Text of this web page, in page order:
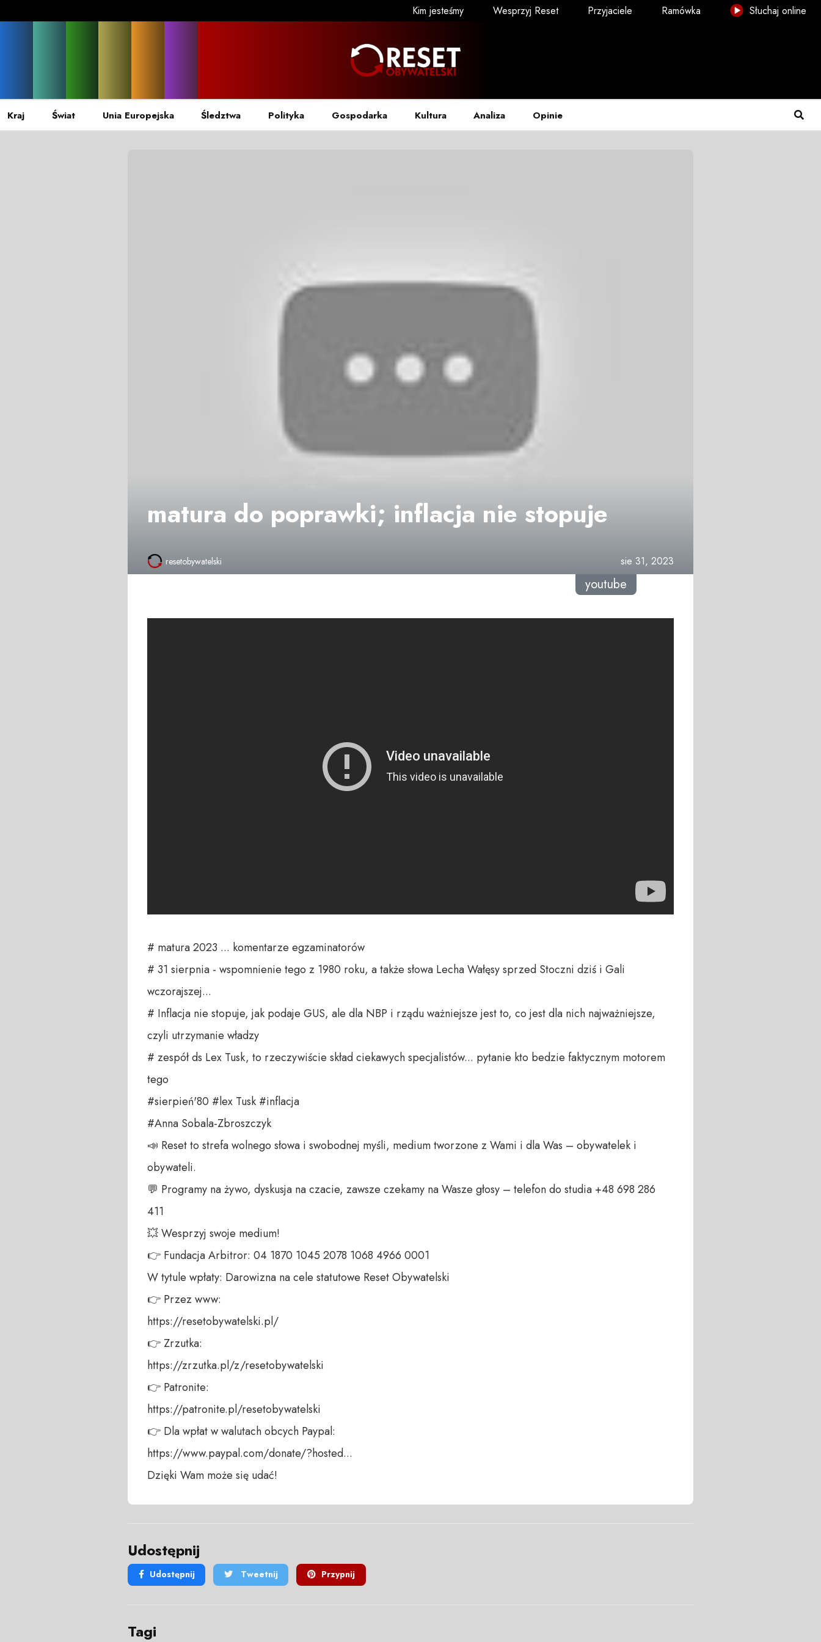
Kim jesteśmy Wesprzyj Reset Przyjaciele Ramówka Słuchaj online
Kraj Świat Unia Europejska Śledztwa Polityka Gospodarka Kultura Analiza Opinie
matura do poprawki; inflacja nie stopuje
resetobywatelski sie 31, 2023
youtube
# matura 2023 ... komentarze egzaminatorów
# 31 sierpnia - wspomnienie tego z 1980 roku, a także słowa Lecha Wałęsy sprzed Stoczni dziś i Gali
wczorajszej...
# Inflacja nie stopuje, jak podaje GUS, ale dla NBP i rządu ważniejsze jest to, co jest dla nich najważniejsze,
czyli utrzymanie władzy
# zespół ds Lex Tusk, to rzeczywiście skład ciekawych specjalistów... pytanie kto bedzie faktycznym motorem
tego
#sierpień'80 #lex Tusk #inflacja
#Anna Sobala-Zbroszczyk
📣 Reset to strefa wolnego słowa i swobodnej myśli, medium tworzone z Wami i dla Was – obywatelek i
obywateli.
💬 Programy na żywo, dyskusja na czacie, zawsze czekamy na Wasze głosy – telefon do studia +48 698 286
411
💥 Wesprzyj swoje medium!
👉 Fundacja Arbitror: 04 1870 1045 2078 1068 4966 0001
W tytule wpłaty: Darowizna na cele statutowe Reset Obywatelski
👉 Przez www:
https://resetobywatelski.pl/
👉 Zrzutka:
https://zrzutka.pl/z/resetobywatelski
👉 Patronite:
https://patronite.pl/resetobywatelski
👉 Dla wpłat w walutach obcych Paypal:
https://www.paypal.com/donate/?hosted...
Dzięki Wam może się udać!
Udostępnij
Udostępnij Tweetnij Przypnij
Tagi